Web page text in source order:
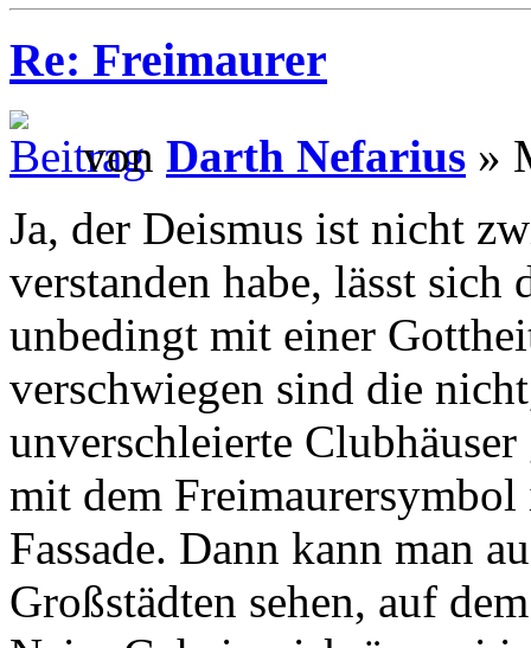
Re: Freimaurer
von Darth Nefarius »
Ja, der Deismus ist nicht
verstanden habe, lässt
unbedingt mit einer
verschwiegen sind die
unverschleierte
mit dem
Fassade. Dann kann man
Großstädten sehen, auf